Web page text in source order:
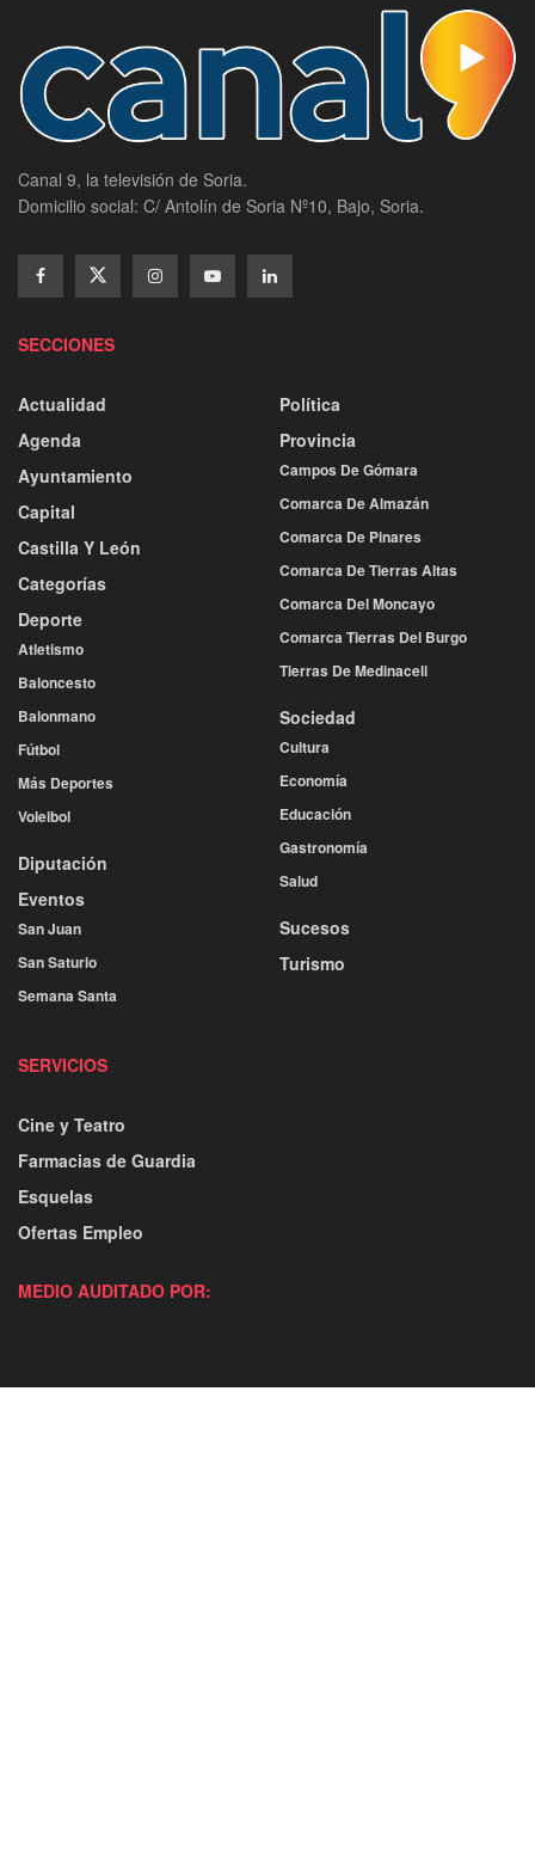
Canal 9, la televisión de Soria.
Domicilio social: C/ Antolín de Soria Nº10, Bajo, Soria.
SECCIONES
Actualidad
Agenda
Ayuntamiento
Capital
Castilla Y León
Categorías
Deporte
Atletismo
Baloncesto
Balonmano
Fútbol
Más Deportes
Voleibol
Diputación
Eventos
San Juan
San Saturio
Semana Santa
Política
Provincia
Campos De Gómara
Comarca De Almazán
Comarca De Pinares
Comarca De Tierras Altas
Comarca Del Moncayo
Comarca Tierras Del Burgo
Tierras De Medinaceli
Sociedad
Cultura
Economía
Educación
Gastronomía
Salud
Sucesos
Turismo
SERVICIOS
Cine y Teatro
Farmacias de Guardia
Esquelas
Ofertas Empleo
MEDIO AUDITADO POR: